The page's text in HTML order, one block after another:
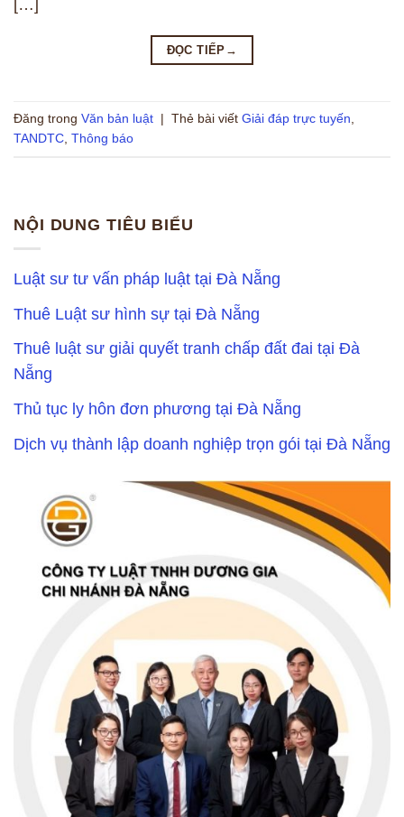
[…]
ĐỌC TIẾP →
Đăng trong Văn bản luật | Thẻ bài viết Giải đáp trực tuyến
TANDTC Thông báo
NỘI DUNG TIÊU BIỂU
Luật sư tư vấn pháp luật tại Đà Nẵng
Thuê Luật sư hình sự tại Đà Nẵng
Thuê luật sư giải quyết tranh chấp đất đai tại Đà
Nẵng
Thủ tục ly hôn đơn phương tại Đà Nẵng
Dịch vụ thành lập doanh nghiệp trọn gói tại Đà Nẵng